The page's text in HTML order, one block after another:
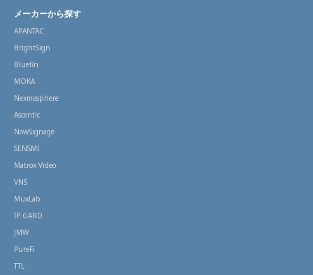
メーカーから探す
APANTAC
BrightSign
Bluefin
MOKA
Nexmosphere
Ascentic
NowSignage
SENSMI
Matrox Video
VNS
MuxLab
IP GARD
JMW
PureFi
TTL